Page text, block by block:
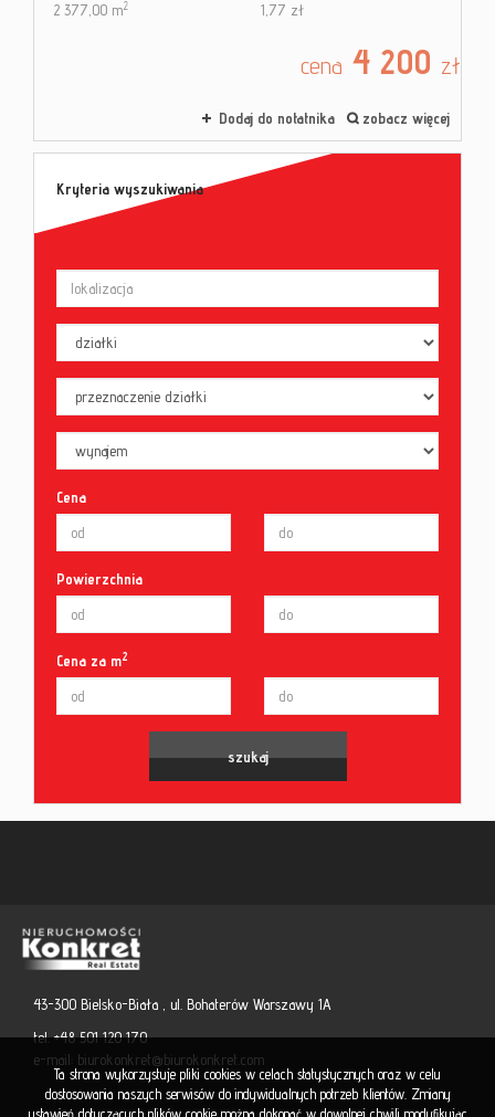
2 377,00 m2 1,77 zł
cena 4 200 zł
Dodaj do notatnika zobacz więcej
Kryteria wyszukiwania
Cena
Powierzchnia
Cena za m2
43-300 Bielsko-Biała , ul. Bohaterów Warszawy 1A
tel. +48 501 120 170
e-mail: biurokonkret@biurokonkret.com
Ta strona wykorzystuje pliki cookies w celach statystycznych oraz w celu
dostosowania naszych serwisów do indywidualnych potrzeb klientów. Zmiany